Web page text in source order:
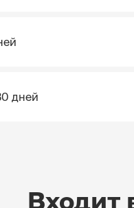
дней
Входит